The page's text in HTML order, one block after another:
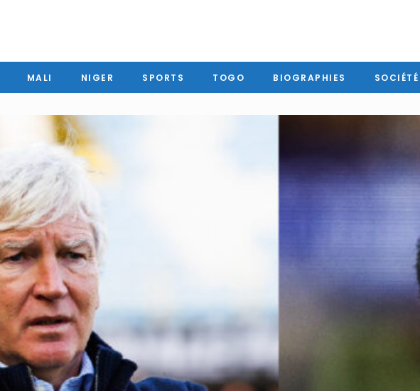
MALI NIGER SPORTS TOGO BIOGRAPHIES SOCIÉTÉ